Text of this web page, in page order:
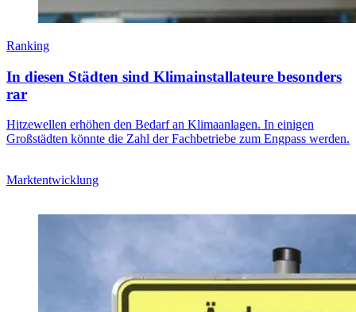
Ranking
In diesen Städten sind Klimainstallateure besonders
rar
Hitzewellen erhöhen den Bedarf an Klimaanlagen. In einigen
Großstädten könnte die Zahl der Fachbetriebe zum Engpass werden.
Marktentwicklung